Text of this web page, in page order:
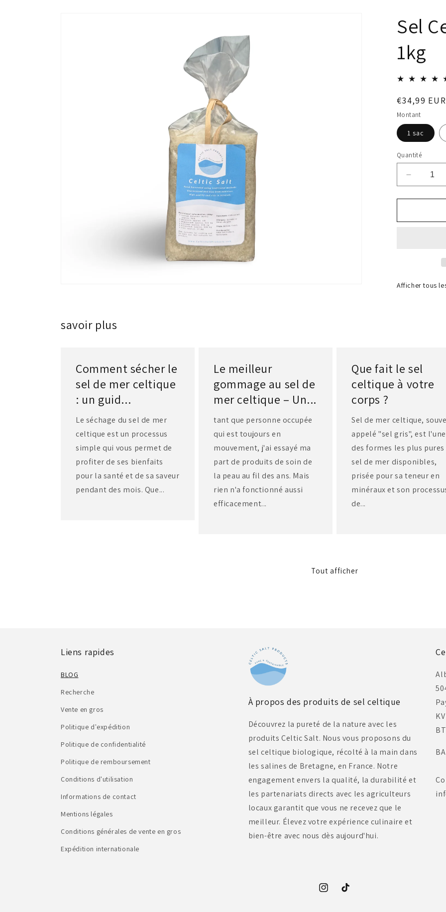
une
fenêtre
Sel
1kg
Prix
habituel
€34,99 EUR
Montant
1 sac
Quantité
Réduire
la
quantité
Sel
Afficher tous
savoir plus
Comment sécher le
sel de mer celtique
: un guid...
Le séchage du sel de mer
celtique est un processus
simple qui vous permet de
profiter de ses bienfaits
pour la santé et de sa saveur
pendant des mois. Que...
Le meilleur
gommage au sel de
mer celtique – Un...
tant que personne occupée
qui est toujours en
mouvement, j'ai essayé ma
part de produits de soin de
la peau au fil des ans. Mais
rien n'a fonctionné aussi
efficacement...
Que fait le sel
celtique à votre
corps ?
Sel de mer celtique,
appelé "sel gris", est l'une
des formes les plus pures
sel de mer disponibles,
prisée pour sa teneur en
minéraux et son
de...
Tout afficher
Liens rapides
BLOG
Recherche
Vente en gros
Politique d'expédition
Politique de confidentialité
Politique de remboursement
Conditions d'utilisation
Informations de contact
Mentions légales
Conditions générales de vente en gros
Expédition internationale
À propos des produits de sel celtique
Découvrez la pureté de la nature avec les
produits Celtic Salt. Nous vous proposons du
sel celtique biologique, récolté à la main dans
les salines de Bretagne, en France. Notre
engagement envers la qualité, la durabilité et
les partenariats directs avec les agriculteurs
locaux garantit que vous ne recevez que le
meilleur. Élevez votre expérience culinaire et
bien-être avec nous dès aujourd'hui.
InstagramTikTok